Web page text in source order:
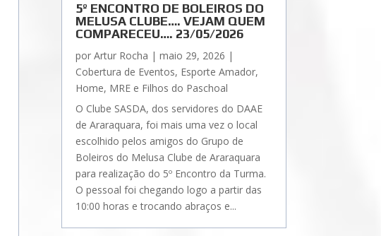
5º ENCONTRO DE BOLEIROS DO
MELUSA CLUBE…. VEJAM QUEM
COMPARECEU…. 23/05/2026
por Artur Rocha | maio 29, 2026 |
Cobertura de Eventos, Esporte Amador,
Home, MRE e Filhos do Paschoal
O Clube SASDA, dos servidores do DAAE
de Araraquara, foi mais uma vez o local
escolhido pelos amigos do Grupo de
Boleiros do Melusa Clube de Araraquara
para realização do 5º Encontro da Turma.
O pessoal foi chegando logo a partir das
10:00 horas e trocando abraços e...